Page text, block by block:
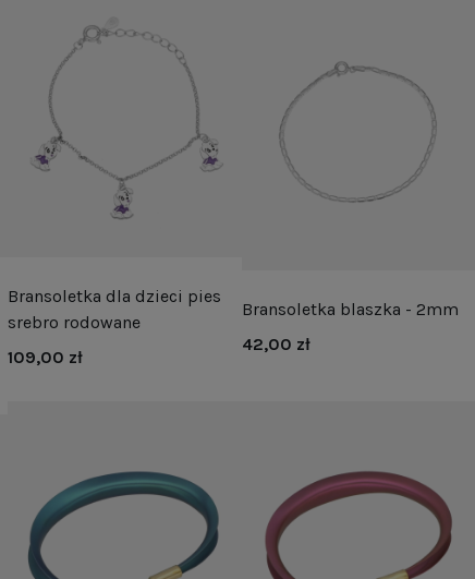
Bransoletka dla dzieci pies
srebro rodowane
109,00 zł
Bransoletka blaszka - 2mm
42,00 zł